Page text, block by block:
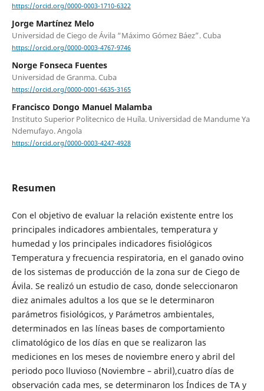
https://orcid.org/0000-0003-1710-6322
Jorge Martínez Melo
Universidad de Ciego de Ávila “Máximo Gómez Báez”. Cuba
https://orcid.org/0000-0003-4767-9746
Norge Fonseca Fuentes
Universidad de Granma. Cuba
https://orcid.org/0000-0001-6635-3165
Francisco Dongo Manuel Malamba
Instituto Superior Politecnico de Huíla. Universidad de Mandume Ya
Ndemufayo. Angola
https://orcid.org/0000-0003-4247-4928
Resumen
Con el objetivo de evaluar la relación existente entre los
principales indicadores ambientales, temperatura y
humedad y los principales indicadores fisiológicos
Temperatura y frecuencia respiratoria, en el ganado ovino
de los sistemas de producción de la zona sur de Ciego de
Ávila. Se realizó un estudio de caso, donde seleccionaron
diez animales adultos a los que se le determinaron
parámetros fisiológicos, y Parámetros ambientales,
determinados en las líneas bases de comportamiento
climatológico de los días en que se realizaron las
mediciones en los meses de noviembre enero y abril del
periodo poco lluvioso (Noviembre – abril),cuatro días de
observación cada mes, se determinaron los Índices de TA y